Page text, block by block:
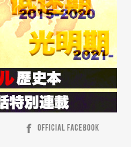
OFFICIAL FACEBOOK